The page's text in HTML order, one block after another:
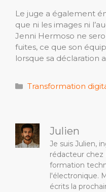
Le juge a également
que ni les images ni
Jenni Hermoso ne
fuites, ce que son
lorsque sa déclaration
Catégories
Transformation
Julien
Je suis Julien,
rédacteur chez
formation
l'électronique.
écrits la